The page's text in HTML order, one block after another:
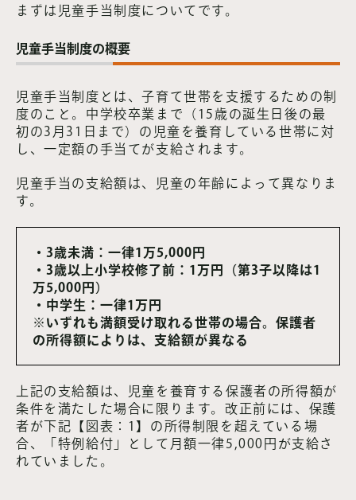
まずは児童手当制度についてです。
児童手当制度の概要
児童手当制度とは、子育て世帯を支援するための制
度のこと。中学校卒業まで（15歳の誕生日後の最
初の3月31日まで）の児童を養育している世帯に対
し、一定額の手当てが支給されます。
児童手当の支給額は、児童の年齢によって異なりま
す。
・3歳未満：一律1万5,000円
・3歳以上小学校修了前：1万円（第3子以降は1
万5,000円）
・中学生：一律1万円
※いずれも満額受け取れる世帯の場合。保護者
の所得額によりは、支給額が異なる
上記の支給額は、児童を養育する保護者の所得額が
条件を満たした場合に限ります。改正前には、保護
者が下記【図表：1】の所得制限を超えている場
合、「特例給付」として月額一律5,000円が支給さ
れていました。